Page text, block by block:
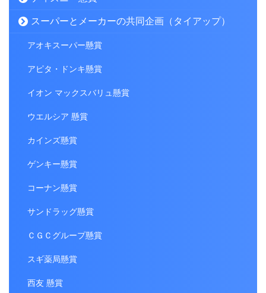
スーパーとメーカーの共同企画（タイアップ）
アオキスーパー懸賞
アピタ・ドンキ懸賞
イオン マックスバリュ懸賞
ウエルシア 懸賞
カインズ懸賞
ゲンキー懸賞
コーナン懸賞
サンドラッグ懸賞
ＣＧＣグループ懸賞
スギ薬局懸賞
西友 懸賞